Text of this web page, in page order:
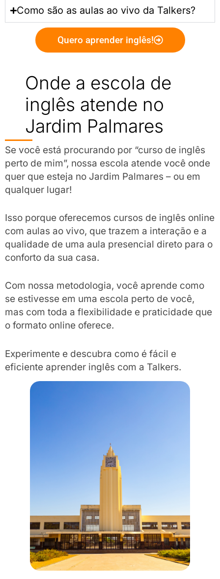
Como são as aulas ao vivo da Talkers?
Quero aprender inglês!
Onde a escola de
inglês atende no
Jardim Palmares
Se você está procurando por “curso de inglês
perto de mim”, nossa escola atende você onde
quer que esteja no Jardim Palmares – ou em
qualquer lugar!
Isso porque oferecemos cursos de inglês online
com aulas ao vivo, que trazem a interação e a
qualidade de uma aula presencial direto para o
conforto da sua casa.
Com nossa metodologia, você aprende como
se estivesse em uma escola perto de você,
mas com toda a flexibilidade e praticidade que
o formato online oferece.
Experimente e descubra como é fácil e
eficiente aprender inglês com a Talkers.